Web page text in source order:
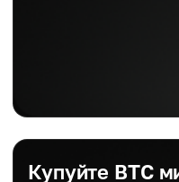
Купуйте BTC